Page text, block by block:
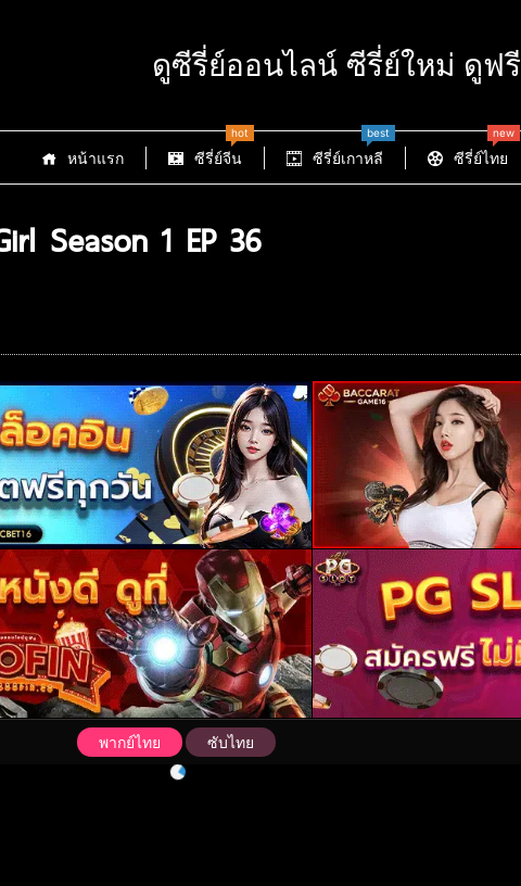
ดูซีรี่ย์ออนไลน์ ซีรี่ย์ใหม่ ดูฟรี
หน้าแรก ซีรี่ย์จีน
hot
ซีรี่ย์เกาหลี
best
ซีรี่ย์ไทย
new
Season 1 EP 36
พากย์ไทย ซับไทย